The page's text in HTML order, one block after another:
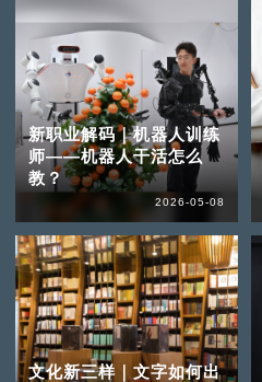
新职业解码｜机器人训练
师——机器人干活怎么
教？
2026-05-08
文化新三样｜文字如何出